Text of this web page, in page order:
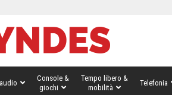
Console &
giochi
Tempo libero &
mobilità
Telefonia